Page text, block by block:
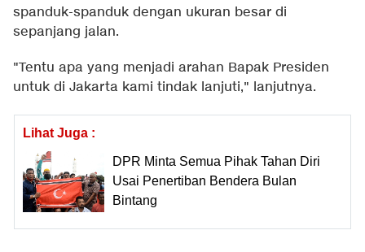
spanduk-spanduk dengan ukuran besar di
sepanjang jalan.
"Tentu apa yang menjadi arahan Bapak Presiden
untuk di Jakarta kami tindak lanjuti," lanjutnya.
Lihat Juga :
DPR Minta Semua Pihak Tahan Diri
Usai Penertiban Bendera Bulan
Bintang